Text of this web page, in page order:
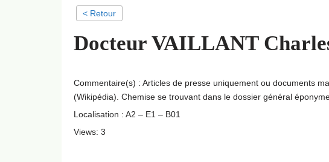
< Retour
Docteur VAILLANT
Commentaire(s) : Articles de presse uniquement ou documents
(Wikipédia). Chemise se trouvant dans le dossier général
Localisation : A2 – E1 – B01
Views: 3